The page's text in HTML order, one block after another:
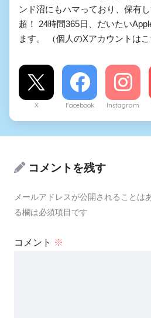
ンド沼にもハマっており、保有
超！ 24時間365日、だいたい
ます。 （個人のXアカウントは
X Facebook Instagram
コメントを残す
メールアドレスが公開されることは
る欄は必須項目です
コメント ※